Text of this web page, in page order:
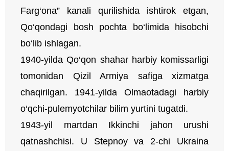
Farg‘ona” kanali qurilishida ishtirok etgan,
Qo‘qondagi bosh pochta bo‘limida hisobchi
bo‘lib ishlagan.
1940-yilda Qo‘qon shahar harbiy komissarligi
tomonidan Qizil Armiya safiga xizmatga
chaqirilgan. 1941-yilda Olmaotadagi harbiy
o‘qchi-pulemyotchilar bilim yurtini tugatdi.
1943-yil martdan Ikkinchi jahon urushi
qatnashchisi. U Stepnoy va 2-chi Ukraina